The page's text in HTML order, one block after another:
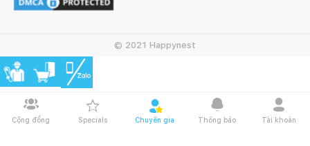
Cộng đồng Specials Chuyên gia Thông báo Tài khoản
© 2021 Happynest